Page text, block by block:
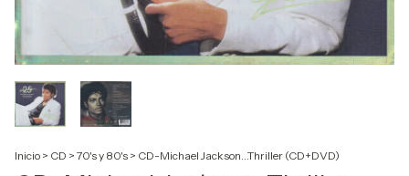
Inicio > CD > 70's y 80's > CD-Michael Jackson...Thriller (CD+DVD)